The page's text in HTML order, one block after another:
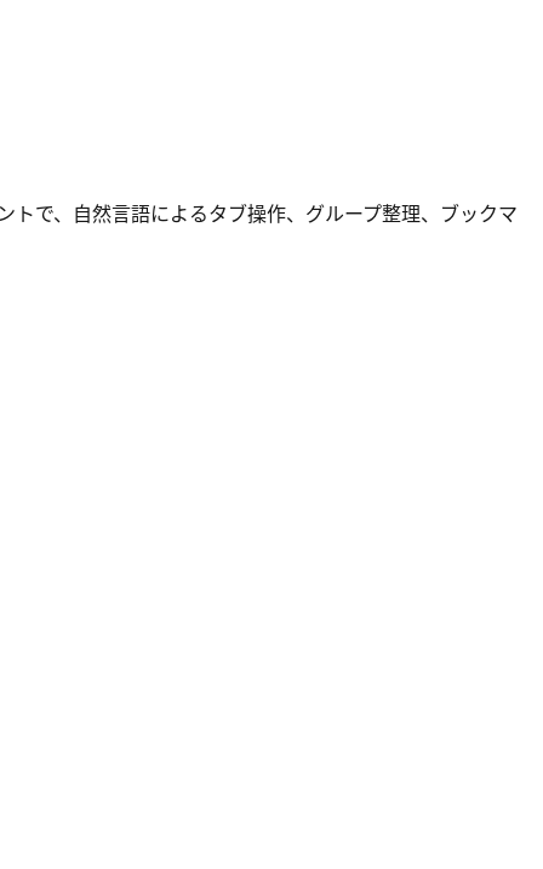
で、自然言語によるタブ操作、グループ整理、ブックマ